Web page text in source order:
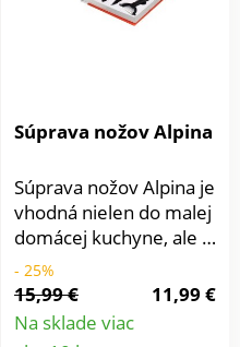
Súprava nožov Alpina
Súprava nožov Alpina je
vhodná nielen do malej
domácej kuchyne, ale aj
na profesionálne
použitie v gastronómii.
Matne čierne čepele
nožov sú vyrobené z
- 25%
15,99 €
11,99 €
Na sklade viac